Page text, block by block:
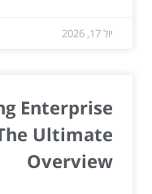
יול 17, 2026
Enterprise
Ultimate
Overview